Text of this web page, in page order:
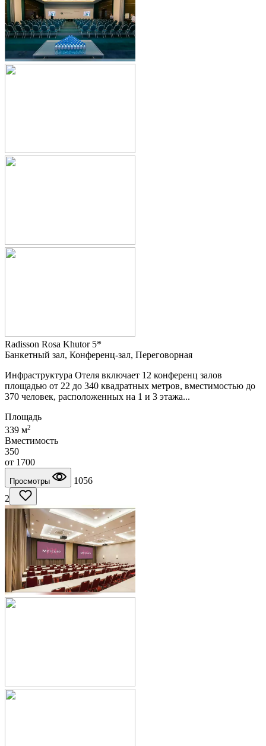
Radisson Rosa Khutor 5*
Банкетный зал, Конференц-зал, Переговорная
Инфраструктура Отеля включает 12 конференц залов
площадью от 22 до 340 квадратных метров, вместимостью до
370 человек, расположенных на 1 и 3 этажа...
Площадь
339 м2
Вместимость
350
от 1700
Просмотры
1056
2